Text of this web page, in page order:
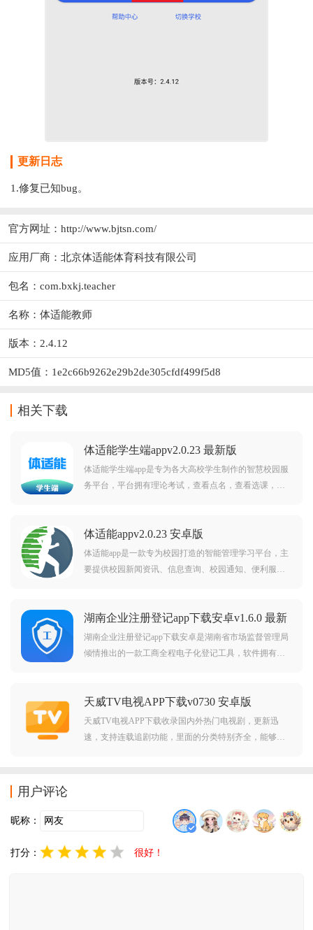
更新日志
1.修复已知bug。
官方网址： http://www.bjtsn.com/
应用厂商： 北京体适能体育科技有限公司
包名：com.bxkj.teacher
名称：体适能教师
版本：2.4.12
MD5值：1e2c66b9262e29b2de305cfdf499f5d8
相关下载
体适能学生端appv2.0.23 最新版
体适能学生端app是专为各大高校学生制作的智慧校园服
务平台，平台拥有理论考试，查看点名，查看选课，上
体适能appv2.0.23 安卓版
体适能app是一款专为校园打造的智能管理学习平台，主
要提供校园新闻资讯、信息查询、校园通知、便利服务
湖南企业注册登记app下载安卓v1.6.0 最新
版
湖南企业注册登记app下载安卓是湖南省市场监督管理局
倾情推出的一款工商全程电子化登记工具，软件拥有业
等功能，需要的朋友欢迎前来下载使用。
天威TV电视APP下载v0730 安卓版
天威TV电视APP下载收录国内外热门电视剧，更新迅
速，支持连载追剧功能，里面的分类特别齐全，能够随
用户评论
昵称：
打分： 很好！